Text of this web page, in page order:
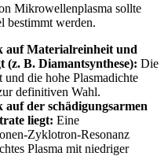
Mikrowellenplasma sollte
bestimmt werden.
auf Materialreinheit und
(z. B. Diamantsynthese): Die
die hohe Plasmadichte
definitiven Wahl.
der schädigungsarmen
liegt: Eine
Zyklotron-Resonanz
Plasma mit niedriger